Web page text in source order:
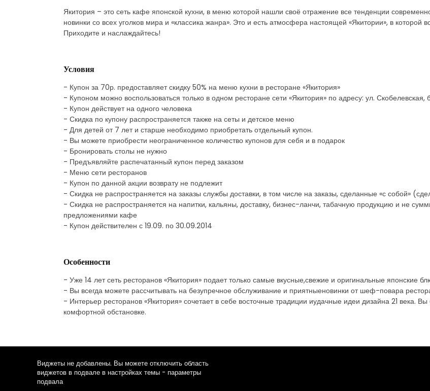
Якитория – это сеть кафе японской кухни, в меню которой нашли своё отражение все тенденции
новинки со всех уголков мира и «классика жанра». Это и есть атмосфера настоящей «Якитории», в которой
Приходите и наслаждайтесь!
Условия
- Купон за 70р. предоставляет скидку 50% на меню кухни в ресторане «Якитория»
- Купоном можно воспользоваться только в одном ресторане сети «Якитория» по адресу: ул.
- Купон действует на одного человека
- Скидка по купону распространяется также на сеты и детское меню
- Для детей от 7 лет и старше необходимо приобретать отдельный купон.
- Вы можете приобрести неограниченное количество купонов для себя и в подарок
- Бронировать столы не нужно
- Предъявляйте распечатанный купон перед заказом
- Меню сети ресторанов
- Купон по данной акции возврату не подлежит
- Скидка не распространяется на заказы службы доставки, в том числе на заказы, сделанные «с собой»
- Скидка не распространяется на напитки, кальяны, доставку, бизнес-ланчи, табачную продукцию и не
предложениями кафе
- Купон действителен с 19.09. по 30.09.2014
Особенности
- Уже 14 лет сеть ресторанов «Якитория» подает только самые вкусные,свежие и оригинальные японские
- Вы всегда можете рассчитывать на безупречное обслуживание и приятныеновинки от шеф-повара
- Интерьер ресторанов «Якитория» сочетает в себе восточные традиции иудачные идеи дизайна 21 века.
комфортной обстановке.
Виджеты не добавлены. Вы можете отключить область
виджетов в подвале в настройках темы - параметры
подвала